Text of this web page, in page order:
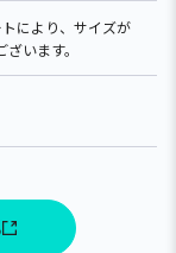
により、サイズが
います。